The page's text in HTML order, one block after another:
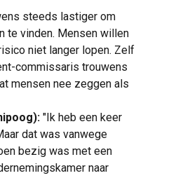
steeds lastiger om
te vinden. Mensen willen
niet langer lopen. Zelf
commissaris trouwens
mensen nee zeggen als
"Ik heb een keer
dat was vanwege
bezig was met een
naar